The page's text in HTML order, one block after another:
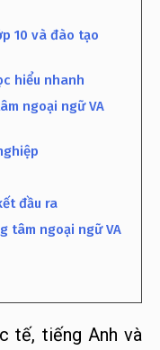
10 và đào tạo
hiểu nhanh
ngoại ngữ VA
đầu ra
tâm ngoại ngữ VA
tế, tiếng Anh và